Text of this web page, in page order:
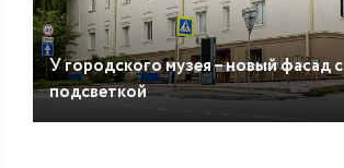
У городского музея – новый фасад с
подсветкой